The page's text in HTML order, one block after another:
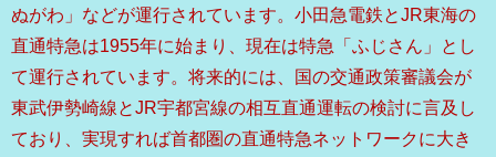
ぬがわ」などが運行されています。小田急電鉄とJR東海の
直通特急は1955年に始まり、現在は特急「ふじさん」とし
て運行されています。将来的には、国の交通政策審議会が
東武伊勢崎線とJR宇都宮線の相互直通運転の検討に言及し
ており、実現すれば首都圏の直通特急ネットワークに大き